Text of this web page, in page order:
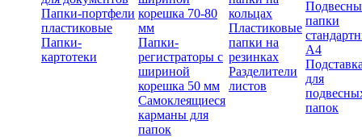
Папки-портфели
пластиковые
Папки-
картотеки
корешка 70-80
мм
Папки-
регистраторы с
шириной
корешка 50 мм
Самоклеящиеся
карманы для
папок
кольцах
Пластиковые
папки на
резинках
Разделители
листов
папки
А4
для
папок